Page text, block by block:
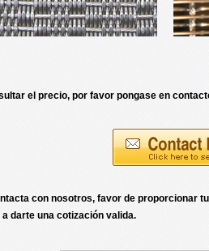
el precio, por favor pongase en
con nosotros, favor de proporcionar
darte una cotización valida.